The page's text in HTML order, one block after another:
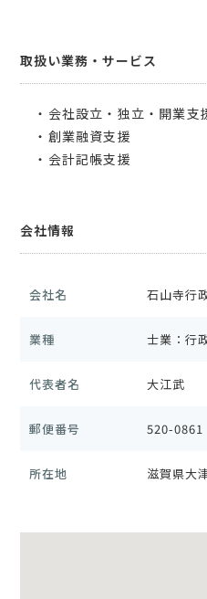
取扱い業務・サービス
・会社設立・独立・開業支
・創業融資支援
・会計記帳支援
会社情報
会社名 石山寺行
業種 士業：行
代表者名 大江武
郵便番号 520-0861
所在地 滋賀県大